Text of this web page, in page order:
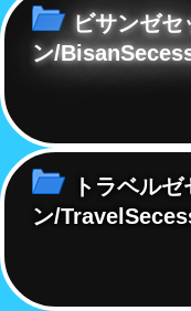
ビサンゼセ
ン/
トラベル
ン/